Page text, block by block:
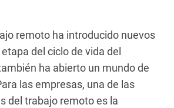
remoto ha introducido nuevos
del ciclo de vida del
ha abierto un mundo de
las empresas, una de las
del trabajo remoto es la